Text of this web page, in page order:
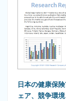
日本の健康保
ェア、競争環